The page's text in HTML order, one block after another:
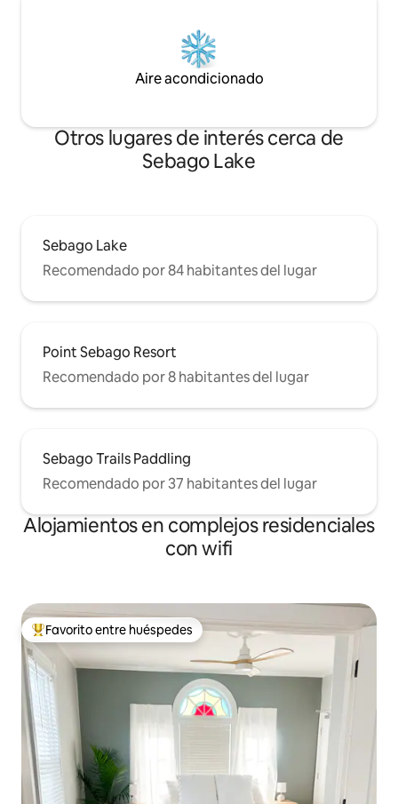
Aire acondicionado
Otros lugares de interés cerca de
Sebago Lake
Sebago Lake
Recomendado por 84 habitantes del lugar
Point Sebago Resort
Recomendado por 8 habitantes del lugar
Sebago Trails Paddling
Recomendado por 37 habitantes del lugar
Alojamientos en complejos residenciales
con wifi
Favorito entre los huéspedes más destacados
Favorito entre huéspedes